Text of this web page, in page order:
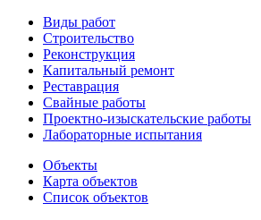
Виды работ
Строительство
Реконструкция
Капитальный ремонт
Реставрация
Свайные работы
Проектно-изыскательские работы
Лабораторные испытания
Объекты
Карта объектов
Список объектов